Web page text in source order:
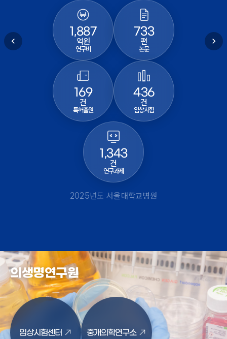
1,887
억원
연구비
733
편
논문
169
건
특허출원
436
건
임상시험
1,343
건
연구과제
2025년도 서울대학교병원
의생명연구원
임상시험센터 중개의학연구소